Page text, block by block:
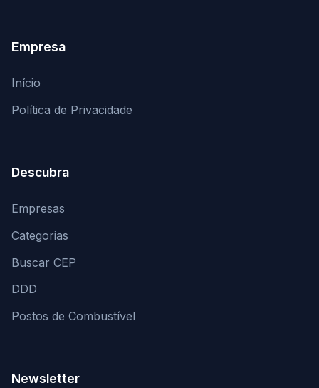
Empresa
Início
Política de Privacidade
Descubra
Empresas
Categorias
Buscar CEP
DDD
Postos de Combustível
Newsletter